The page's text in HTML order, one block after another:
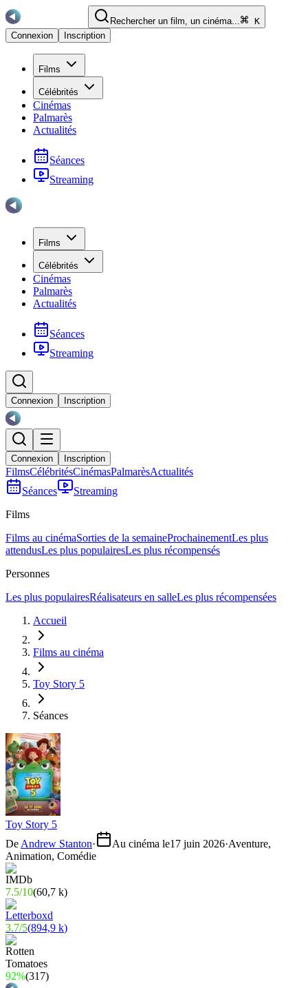
Rechercher un film, un cinéma...
K
Connexion
Inscription
Films
Célébrités
Cinémas
Palmarès
Actualités
Séances
Streaming
Films
Célébrités
Cinémas
Palmarès
Actualités
Séances
Streaming
Connexion Inscription
Connexion Inscription
FilmsCélébritésCinémasPalmarèsActualités
Séances
Streaming
Films
Films au cinémaSorties de la semaineProchainementLes plus
attendusLes plus populairesLes plus récompensés
Personnes
Les plus populairesRéalisateurs en salleLes plus récompensées
Accueil
Films au cinéma
Toy Story 5
Séances
Toy Story 5
De Andrew Stanton· Au cinéma le17 juin 2026·Aventure,
Animation, Comédie
7.5/10(60,7 k)
3.7/5(894,9 k)
92%(317)